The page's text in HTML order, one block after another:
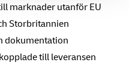
marknader utanför EU
Storbritannien
dokumentation
till leveransen